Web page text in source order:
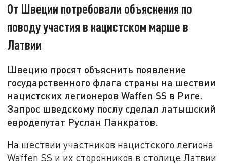
От Швеции потребовали объяснения по
поводу участия в нацистском марше в
Латвии
Швецию просят объяснить появление
государственного флага страны на шествии
нацистских легионеров Waffen SS в Риге.
Запрос шведскому послу сделал латышский
евродепутат Руслан Панкратов.
На шествии участников нацистского легиона
Waffen SS и их сторонников в столице Латвии